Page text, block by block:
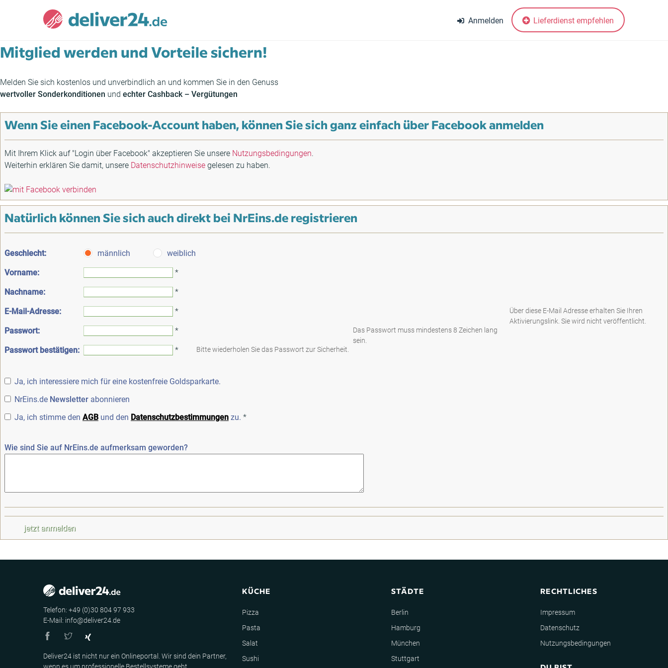
Anmelden Lieferdienst empfehlen
Mitglied werden und Vorteile sichern!
Melden Sie sich kostenlos und unverbindlich an und kommen Sie in den Genuss
wertvoller Sonderkonditionen und echter Cashback – Vergütungen
Wenn Sie einen Facebook-Account haben, können Sie sich ganz einfach über Facebook anmelden
Mit Ihrem Klick auf "Login über Facebook" akzeptieren Sie unsere Nutzungsbedingungen.
Weiterhin erklären Sie damit, unsere Datenschutzhinweise gelesen zu haben.
Natürlich können Sie sich auch direkt bei NrEins.de registrieren
Geschlecht: männlich weiblich
Vorname: *
Nachname: *
E-Mail-Adresse: *
Über diese E-Mail Adresse erhalten Sie Ihren
Aktivierungslink. Sie wird nicht veröffentlicht.
Passwort: *
Das Passwort muss mindestens 8 Zeichen lang
sein.
Passwort bestätigen: * Bitte wiederholen Sie das Passwort zur Sicherheit.
Ja, ich interessiere mich für eine kostenfreie Goldsparkarte.
NrEins.de Newsletter abonnieren
Ja, ich stimme den AGB und den Datenschutzbestimmungen zu. *
Wie sind Sie auf NrEins.de aufmerksam geworden?
Telefon: +49 (0)30 804 97 933
E-Mail: info@deliver24.de
Deliver24 ist nicht nur ein Onlineportal. Wir sind dein Partner,
wenn es um professionelle Bestellsysteme geht.
KÜCHE
Pizza
Pasta
Salat
Sushi
STÄDTE
Berlin
Hamburg
München
Stuttgart
RECHTLICHES
Impressum
Datenschutz
Nutzungsbedingungen